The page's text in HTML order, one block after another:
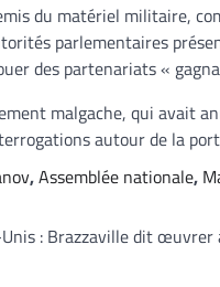
du matériel militaire,
parlementaires
des partenariats «
malgache, qui avait
autour de la
,Assemblée nationale,
: Brazzaville dit œuvrer